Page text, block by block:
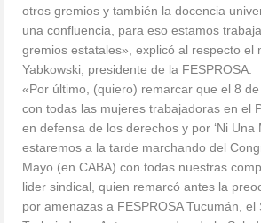
otros gremios y también la docencia
una confluencia, para eso estamos
gremios estatales», explicó al respecto el
Yabkowski, presidente de la FESPROSA.
«Por último, (quiero) remarcar que el 8
con todas las mujeres trabajadoras en el
en defensa de los derechos y por ‘Ni Una
estaremos a la tarde marchando del
Mayo (en CABA) con todas nuestras
lider sindical, quien remarcó antes la
por amenazas a FESPROSA Tucumán, el